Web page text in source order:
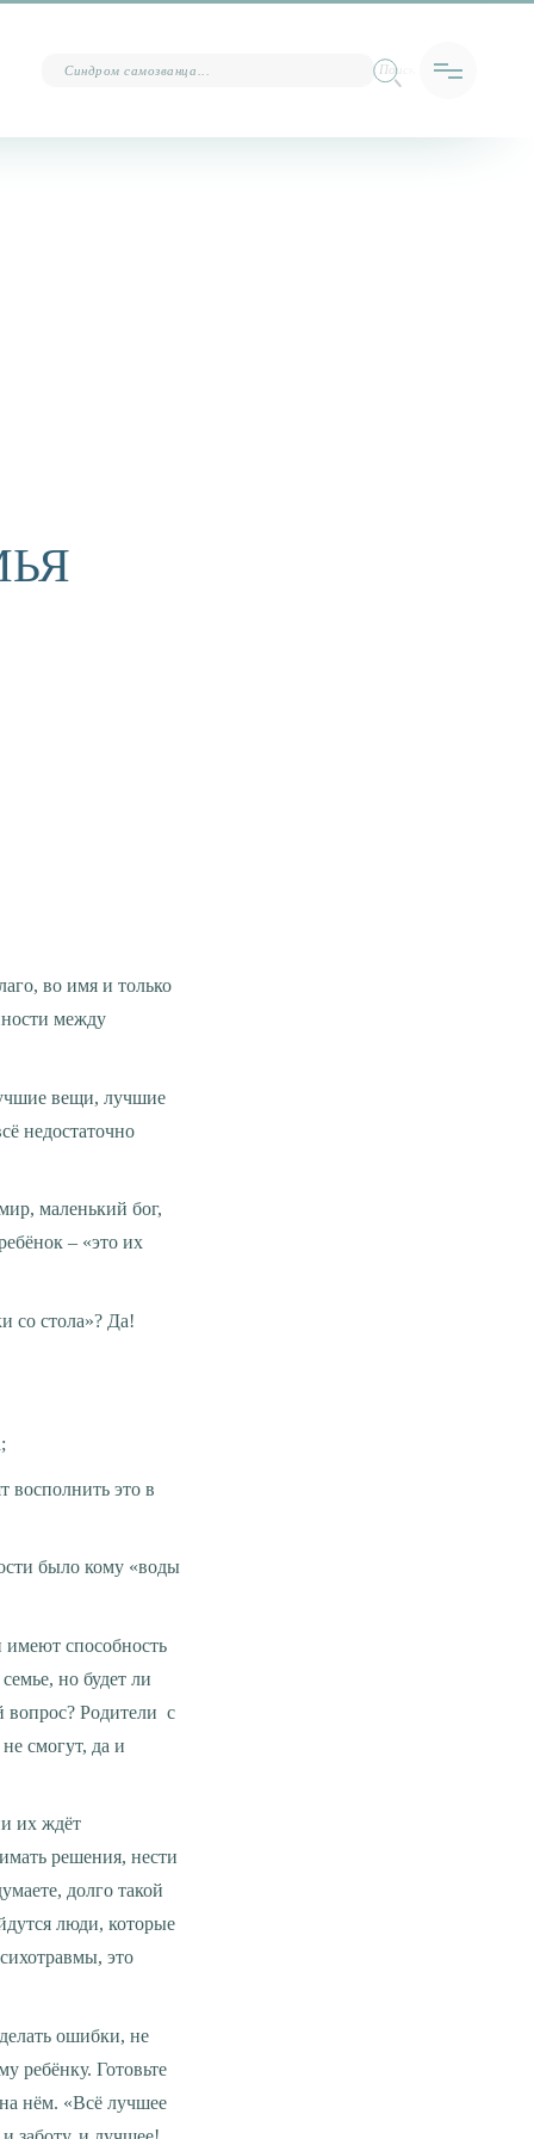
между
недостаточно
– «это их
со стола»? Да!
восполнить это в
было кому «воды
но будет ли
вопрос? Родители с
смогут, да и
решения, нести
долго такой
люди, которые
это
ошибки, не
ребёнку. Готовьте
на нём. «Всё лучшее
Поиск…